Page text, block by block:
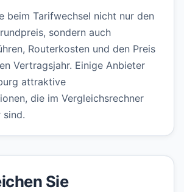
beim Tarifwechsel nicht nur den
sondern auch
Routerkosten und den Preis
Vertragsjahr. Einige Anbieter
attraktive
die im Vergleichsrechner
Sie